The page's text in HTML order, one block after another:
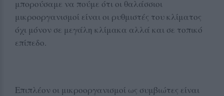
μπορούσαμε να πούμε ότι οι θαλάσσιοι
μικροοργανισμοί είναι οι ρυθμιστές του κλίματος
όχι μόνον σε μεγάλη κλίμακα αλλά και σε τοπικό
επίπεδο.
Επιπλέον οι μικροοργανισμοί ως συμβιώτες είναι